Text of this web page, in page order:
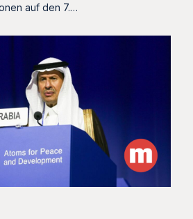
auf den 7.…